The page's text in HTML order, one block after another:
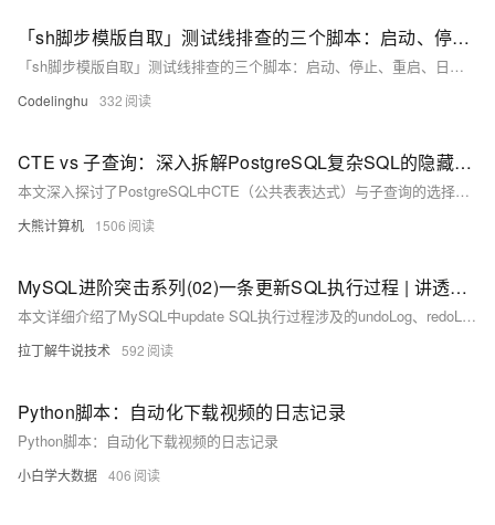
「sh脚步模版自取」测试线排查的三个脚本：启动、停止、重启、日志保存
「sh脚步模版自取」测试线排查的三个脚本：启动、停止、重启、日志保存
Codelinghu 332
CTE vs 子查询：深入拆解PostgreSQL复杂SQL的隐藏性能差异
本文深入探讨了PostgreSQL中CTE（公共表表达式）与子查询的选择对SQL性能的影响。通过分析两者底层机制，揭示CTE的物化特性及子查询的优化融合优势，并结合多场景案例对比执行效率。最终给出决策指南，帮助开发者根据数据量、引用次数和复杂度选择最优方案，同时提供高级优化技巧和版本演进建议，助力SQL性能调优。
大熊计算机 1506
MySQL进阶突击系列(02)一条更新SQL执行过程 | 讲透undoLog、redoLog、binLog日志三宝
本文详细介绍了MySQL中update SQL执行过程涉及的undoLog、redoLog和binLog三种日志的作用及其工作原理，包括它们如何确保数据的一致性和完整性，以及在事务提交过程中各自的角色。同时，文章还探讨了这些日志在故障恢复中的重要性，强调了合理配置相关参数对于提高系统稳定性的必要性。
拉丁解牛说技术 592
Python脚本：自动化下载视频的日志记录
Python脚本：自动化下载视频的日志记录
小白学大数据 406